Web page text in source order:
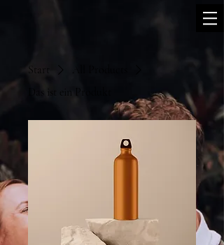
Start
Das ist ein Produkt